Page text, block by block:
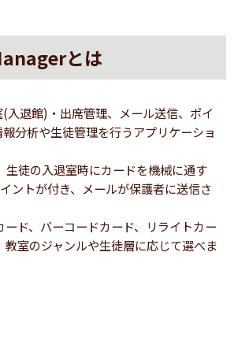
とは
入退館)・出席管理、メール送信、ポイ
分析や生徒管理を行うアプリケーショ
徒の入退室時にカードを機械に通す
ントが付き、メールが保護者に送信さ
ド、バーコードカード、リライトカー
室のジャンルや生徒層に応じて選べま